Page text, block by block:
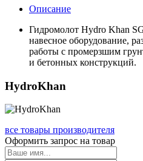
Описание
Гидромолот Hydro Khan
навесное оборудование,
работы с промерзшим
и бетонных конструкций.
HydroKhan
все товары производителя
Оформить запрос на товар